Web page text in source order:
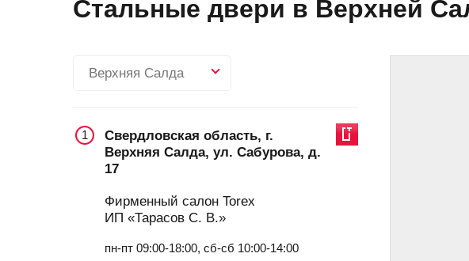
Стальные двери в Верхней
Верхняя Салда
1
Свердловская область, г.
Верхняя Салда, ул. Сабурова, д.
17
Фирменный салон Torex
ИП «Тарасов С. В.»
пн-пт 09:00-18:00, сб-сб 10:00-14:00